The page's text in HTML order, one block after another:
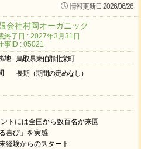
情報更新日 2026/06/26
会社村岡オーガニック
終了日 : 2027年3月31日
事ID : 05021
地
鳥取県東伯郡北栄町
長期（期間の定めなし）
トには全国から数百名が来園
喜び」を実感
経験からのスタート